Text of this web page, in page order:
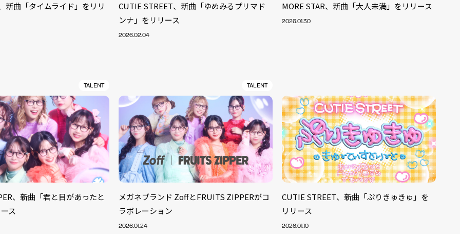
新曲「タイムライド」をリリ
CUTIE STREET、新曲「ゆめみるプリマド
ンナ」をリリース
2026.02.04
MORE STAR、新曲「大人未満」をリリース
2026.01.30
TALENT
、新曲「君と目があったと
ス
TALENT
メガネブランド ZoffとFRUITS ZIPPERがコ
ラボレーション
2026.01.24
CUTIE STREET、新曲「ぷりきゅきゅ」を
リリース
2026.01.10